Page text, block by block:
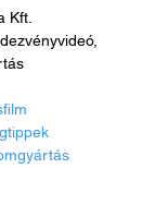
Kft.